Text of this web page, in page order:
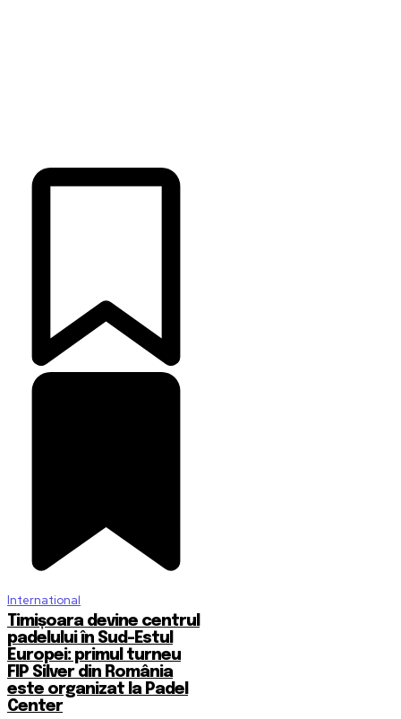
International
Timișoara devine centrul
padelului în Sud-Estul
Europei: primul turneu
FIP Silver din România
este organizat la Padel
Center